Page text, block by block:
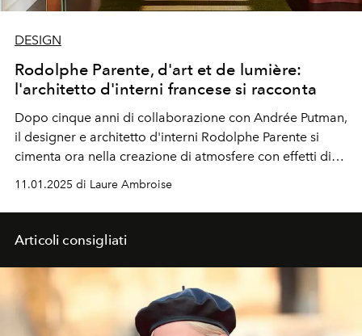
DESIGN
Rodolphe Parente, d'art et de lumière:
l'architetto d'interni francese si racconta
Dopo cinque anni di collaborazione con Andrée Putman,
il designer e architetto d'interni Rodolphe Parente si
cimenta ora nella creazione di atmosfere con effetti di
luce sofisticati e coinvolgenti.
11.01.2025 di Laure Ambroise
Articoli consigliati